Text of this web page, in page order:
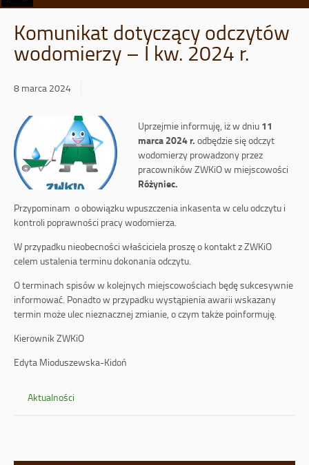
Komunikat dotyczący odczytów
wodomierzy – I kw. 2024 r.
8 marca 2024
Uprzejmie informuję, iż w dniu 11
marca 2024 r. odbędzie się odczyt
wodomierzy prowadzony przez
pracowników ZWKiO w miejscowości
Różyniec.
Przypominam o obowiązku wpuszczenia inkasenta w celu odczytu i
kontroli poprawności pracy wodomierza.
W przypadku nieobecności właściciela proszę o kontakt z ZWKiO
celem ustalenia terminu dokonania odczytu.
O terminach spisów w kolejnych miejscowościach będę sukcesywnie
informować. Ponadto w przypadku wystąpienia awarii wskazany
termin może ulec nieznacznej zmianie, o czym także poinformuję.
Kierownik ZWKiO
Edyta Mioduszewska-Kidoń
Aktualności